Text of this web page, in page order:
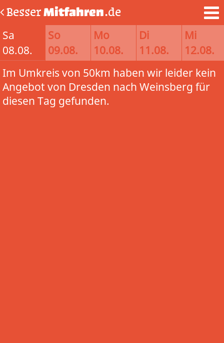
BesserMitfahren.de
Sa
08.08.
So
09.08.
Mo
10.08.
Di
11.08.
Mi
12.08.
Im Umkreis von 50km haben wir leider kein
Angebot von Dresden nach Weinsberg für
diesen Tag gefunden.